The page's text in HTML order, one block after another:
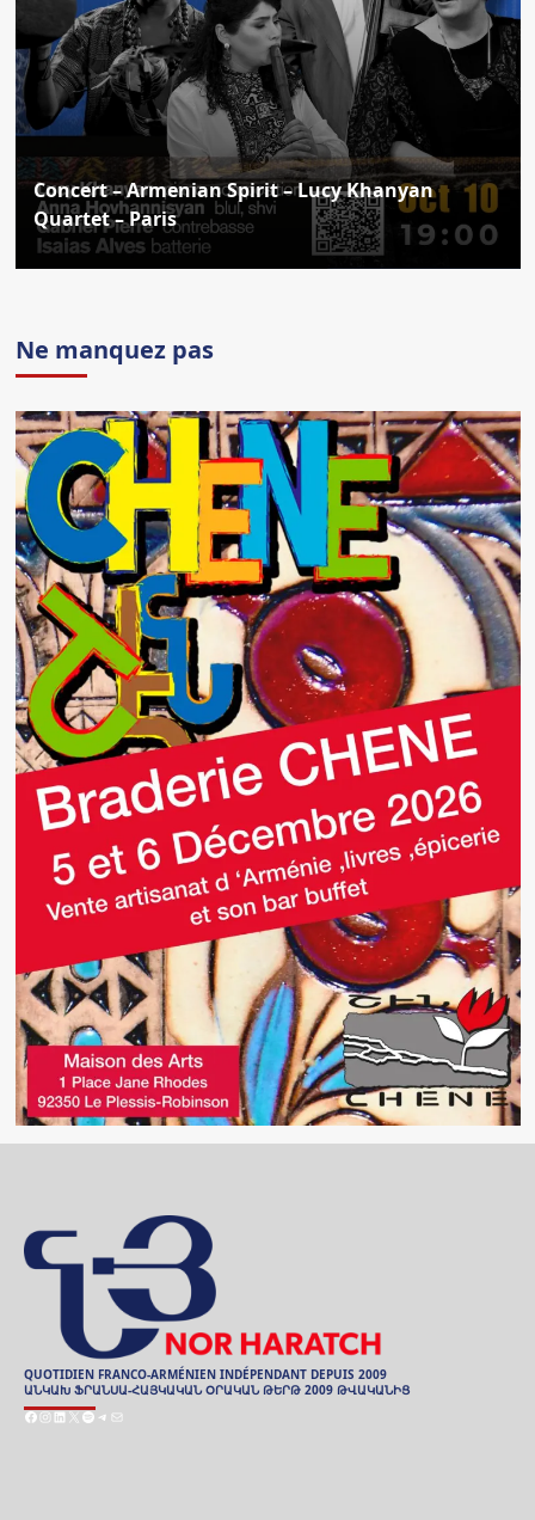
Concert – Armenian Spirit – Lucy Khanyan
Quartet – Paris
Ne manquez pas
QUOTIDIEN FRANCO-ARMÉNIEN INDÉPENDANT DEPUIS 2009
ԱՆԿԱԽ ՖՐԱՆՍԱ-ՀԱՅԿԱԿԱՆ ՕՐԱԿԱՆ ԹԵՐԹ 2009 ԹՎԱԿԱՆԻՑ
Facebook
Instagram
LinkedIn
X SpotifyTelegram